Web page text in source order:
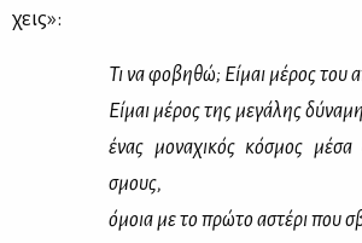
χεις»:
Τι να φο­βη­θώ; Εί­μαι μέ­ρος του
Εί­μαι μέ­ρος της με­γά­λης
ένας μο­να­χι­κός κό­σμος
σμους,
όμοια με το πρώ­το αστέ­ρι που